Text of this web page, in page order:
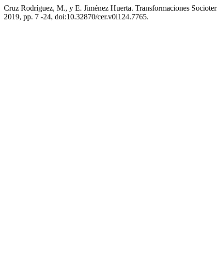
Cruz Rodríguez, M., y E. Jiménez Huerta. Transformaciones
2019, pp. 7 -24, doi:10.32870/cer.v0i124.7765.